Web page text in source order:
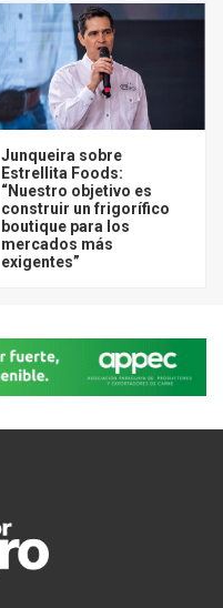
Junqueira sobre
Estrellita Foods:
“Nuestro objetivo es
construir un frigorífico
boutique para los
mercados más
exigentes”